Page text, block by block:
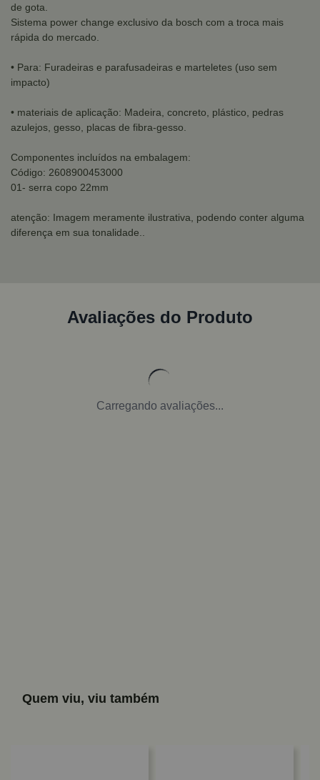
de gota.
Sistema power change exclusivo da bosch com a troca mais
rápida do mercado.
• Para: Furadeiras e parafusadeiras e marteletes (uso sem
impacto)
• materiais de aplicação: Madeira, concreto, plástico, pedras
azulejos, gesso, placas de fibra-gesso.
Componentes incluídos na embalagem:
Código: 2608900453000
01- serra copo 22mm
atenção: Imagem meramente ilustrativa, podendo conter alguma
diferença em sua tonalidade..
Avaliações do Produto
Carregando avaliações...
Quem viu, viu também